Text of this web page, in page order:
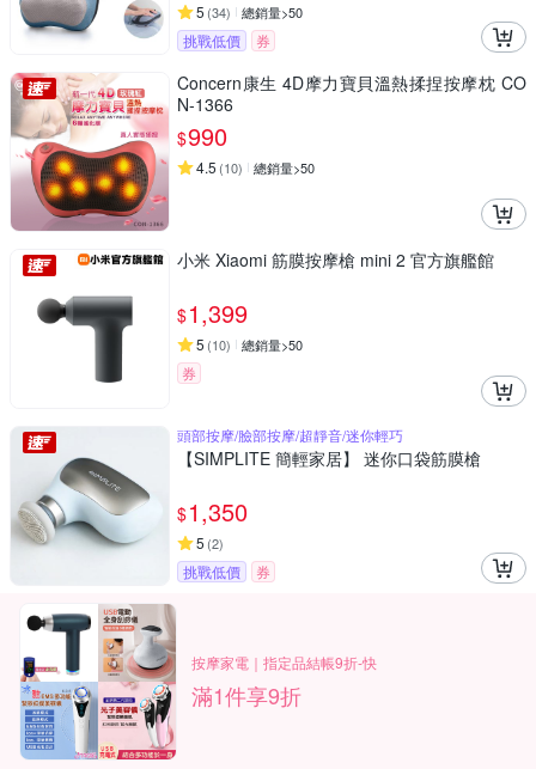
5 (34) 總銷量>50
挑戰低價 券
Concern康生 4D摩力寶貝溫熱揉捏按摩枕 CO
N-1366
$990
4.5 (10) 總銷量>50
小米 Xiaomi 筋膜按摩槍 mini 2 官方旗艦館
$1,399
5 (10) 總銷量>50
券
頭部按摩/臉部按摩/超靜音/迷你輕巧
【SIMPLITE 簡輕家居】 迷你口袋筋膜槍
$1,350
5 (2)
挑戰低價 券
按摩家電｜指定品結帳9折-快
滿1件享9折